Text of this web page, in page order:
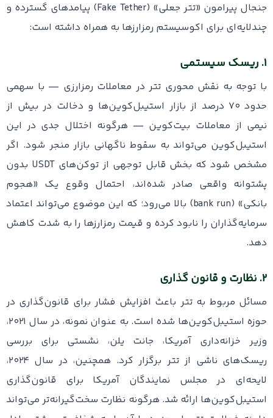
جنجال پیرامون «تتر جعلی» (Fake Tether) پیامدهای گسترده و
چندلایه‌ای برای اکوسیستم رمزارزها به همراه داشته است:
۱. ریسک سیستمی
با توجه به نقش محوری تتر در معاملات رمزارزی — با سهمی
حدود ۷۰ درصد از بازار استیبل‌کوین‌ها و دخالت در بیش از
نیمی از معاملات بیت‌کوین — هرگونه اختلال جدی در این
استیبل‌کوین می‌تواند به سقوط ناگهانی بازار منجر شود. اگر
مشخص شود که بخش قابل توجهی از توکن‌های USDT بدون
پشتوانه واقعی صادر شده‌اند، احتمال وقوع یک «هجوم
بانکی» (bank run) بالا می‌رود؛ که این موضوع می‌تواند اعتماد
سرمایه‌گذاران را نابود کرده و قیمت رمزارزها را به شدت کاهش
دهد.
۲. نظارت و قانون گذاری
مسائل مربوط به تتر باعث افزایش فشار برای قانون‌گذاری در
حوزه استیبل‌کوین‌ها شده است. به عنوان نمونه، در سال ۲۰۲۱،
وزیر خزانه‌داری آمریکا، جانت یلن، نشستی برای بررسی
ریسک‌های ناشی از تتر برگزار کرد. همچنین، در سال ۲۰۲۴،
لایحه‌ای در مجلس نمایندگان آمریکا برای قانون‌گذاری
استیبل‌کوین‌ها ارائه شد. هرگونه نظارت سخت‌گیرانه‌تر می‌تواند